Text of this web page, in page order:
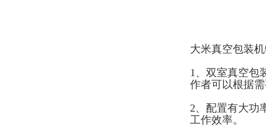
大米真空包装
1、双室真空包
作者可以根据
2、配置有大功
工作效率。